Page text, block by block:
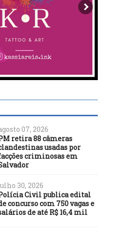
07, 2026
retira 88 câmeras
usadas por
criminosas em
30, 2026
Civil publica edital
concurso com 750 vagas e
de até R$ 16,4 mil